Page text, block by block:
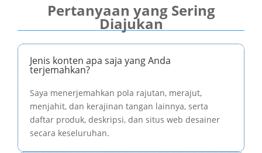
Pertanyaan yang Sering
Diajukan
Jenis konten apa saja yang Anda
terjemahkan?
Saya menerjemahkan pola rajutan, merajut,
menjahit, dan kerajinan tangan lainnya, serta
daftar produk, deskripsi, dan situs web desainer
secara keseluruhan.